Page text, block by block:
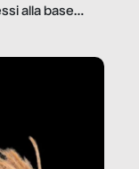
alla base
nostra vita